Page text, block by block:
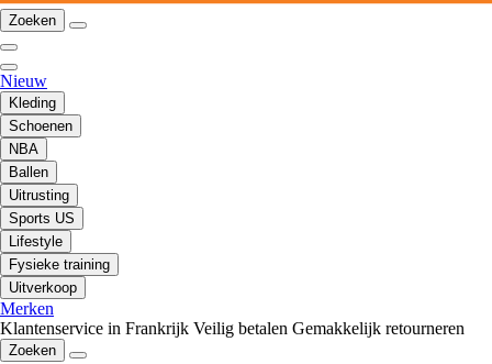
Zoeken
Nieuw
Kleding
Schoenen
NBA
Ballen
Uitrusting
Sports US
Lifestyle
Fysieke training
Uitverkoop
Merken
Klantenservice in Frankrijk Veilig betalen Gemakkelijk retourneren
Zoeken